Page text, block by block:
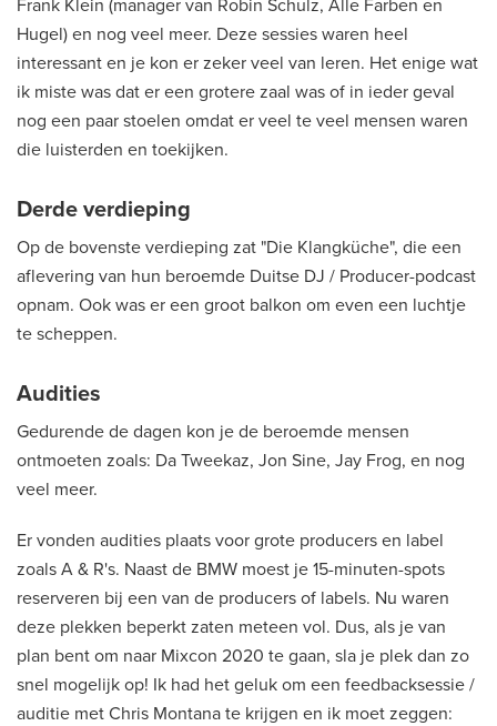
Frank Klein (manager van Robin Schulz, Alle Farben en
Hugel) en nog veel meer. Deze sessies waren heel
interessant en je kon er zeker veel van leren. Het enige wat
ik miste was dat er een grotere zaal was of in ieder geval
nog een paar stoelen omdat er veel te veel mensen waren
die luisterden en toekijken.
Derde verdieping
Op de bovenste verdieping zat "Die Klangküche", die een
aflevering van hun beroemde Duitse DJ / Producer-podcast
opnam. Ook was er een groot balkon om even een luchtje
te scheppen.
Audities
Gedurende de dagen kon je de beroemde mensen
ontmoeten zoals: Da Tweekaz, Jon Sine, Jay Frog, en nog
veel meer.
Er vonden audities plaats voor grote producers en label
zoals A & R's. Naast de BMW moest je 15-minuten-spots
reserveren bij een van de producers of labels. Nu waren
deze plekken beperkt zaten meteen vol. Dus, als je van
plan bent om naar Mixcon 2020 te gaan, sla je plek dan zo
snel mogelijk op! Ik had het geluk om een feedbacksessie /
auditie met Chris Montana te krijgen en ik moet zeggen: